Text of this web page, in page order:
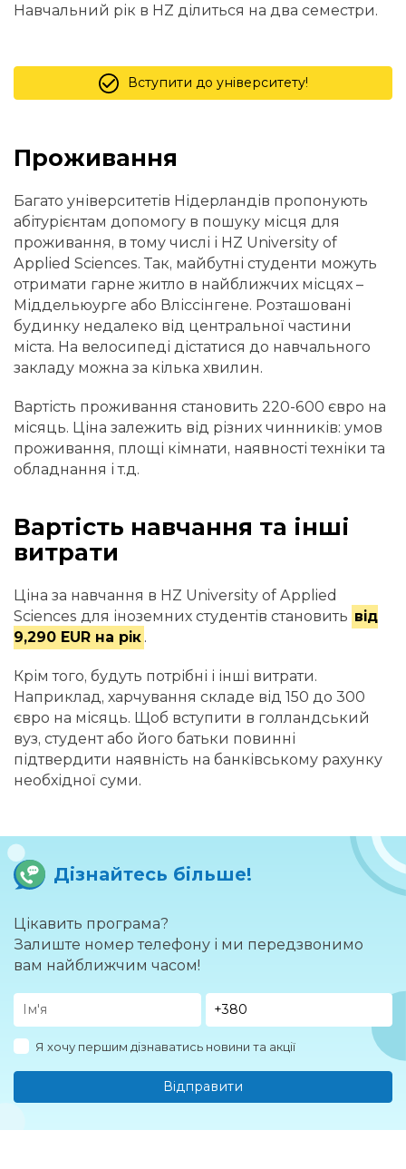
Навчальний рік в HZ ділиться на два семестри.
Вступити до університету!
Проживання
Багато університетів Нідерландів пропонують
абітурієнтам допомогу в пошуку місця для
проживання, в тому числі і HZ University of
Applied Sciences. Так, майбутні студенти можуть
отримати гарне житло в найближчих місцях –
Міддельюурге або Вліссінгене. Розташовані
будинку недалеко від центральної частини
міста. На велосипеді дістатися до навчального
закладу можна за кілька хвилин.
Вартість проживання становить 220-600 євро на
місяць. Ціна залежить від різних чинників: умов
проживання, площі кімнати, наявності техніки та
обладнання і т.д.
Вартість навчання та інші
витрати
Ціна за навчання в HZ University of Applied
Sciences для іноземних студентів становить від
9,290 EUR на рік .
Крім того, будуть потрібні і інші витрати.
Наприклад, харчування складе від 150 до 300
євро на місяць. Щоб вступити в голландський
вуз, студент або його батьки повинні
підтвердити наявність на банківському рахунку
необхідної суми.
Дізнайтесь більше!
Цікавить програма?
Залиште номер телефону і ми передзвонимо
вам найближчим часом!
Я хочу першим дізнаватись новини та акції
Відправити